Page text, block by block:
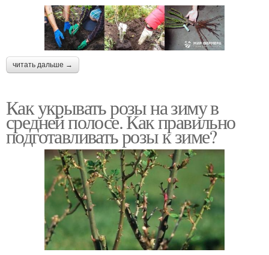
читать дальше →
Как укрывать розы на зиму в
средней полосе. Как правильно
подготавливать розы к зиме?